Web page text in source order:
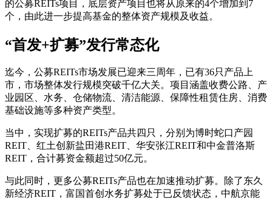
的公募REITs项目，底层资产项目也将从原来的4个增加到7
个，由此进一步提高基金的整体资产规模及收益。
“首发+扩募”发行常态化
迄今，公募REITs市场发展已迎来三周年，已有36只产品上
市，市场整体发行规模突破千亿大关。项目涵盖收费公路、产
业园区、水务、仓储物流、清洁能源、保障性租赁住房、消费
基础设施等多种资产类型。
当中，实现扩募的REITs产品共四只，分别为博时蛇口产园
REIT、红土创新盐田港REIT、华安张江REIT和中金普洛斯
REIT，合计募资金额超过50亿元。
与此同时，更多公募REITs产品也在加速推动扩募。除了东久
新经济REIT，富国首创水务扩募处于已反馈状态，中航京能